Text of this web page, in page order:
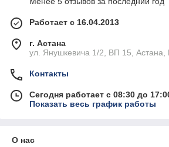
Работает с 16.04.2013
г. Астана
ул. Янушкевича 1/2, ВП 15, Астана,
Контакты
Сегодня работает с 08:30 до
Показать весь график работы
О нас